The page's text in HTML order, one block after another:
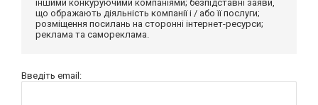
іншими конкуруючими компаніями; безпідставні заяви,
що ображають діяльність компанії і / або її послуги;
розміщення посилань на сторонні інтернет-ресурси;
реклама та самореклама.
Введіть email: